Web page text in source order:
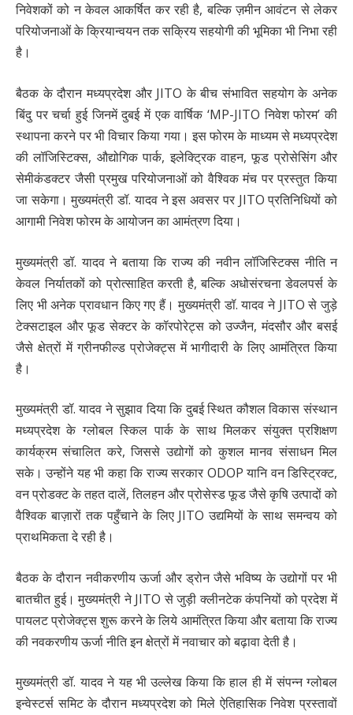
निवेशकों को न केवल आकर्षित कर रही है, बल्कि ज़मीन आवंटन से लेकर
परियोजनाओं के क्रियान्वयन तक सक्रिय सहयोगी की भूमिका भी निभा रही
है।
बैठक के दौरान मध्यप्रदेश और JITO के बीच संभावित सहयोग के अनेक
बिंदु पर चर्चा हुई जिनमें दुबई में एक वार्षिक ‘MP-JITO निवेश फोरम’ की
स्थापना करने पर भी विचार किया गया। इस फोरम के माध्यम से मध्यप्रदेश
की लॉजिस्टिक्स, औद्योगिक पार्क, इलेक्ट्रिक वाहन, फूड प्रोसेसिंग और
सेमीकंडक्टर जैसी प्रमुख परियोजनाओं को वैश्विक मंच पर प्रस्तुत किया
जा सकेगा। मुख्यमंत्री डॉ. यादव ने इस अवसर पर JITO प्रतिनिधियों को
आगामी निवेश फोरम के आयोजन का आमंत्रण दिया।
मुख्यमंत्री डॉ. यादव ने बताया कि राज्य की नवीन लॉजिस्टिक्स नीति न
केवल निर्यातकों को प्रोत्साहित करती है, बल्कि अधोसंरचना डेवलपर्स के
लिए भी अनेक प्रावधान किए गए हैं। मुख्यमंत्री डॉ. यादव ने JITO से जुड़े
टेक्सटाइल और फूड सेक्टर के कॉरपोरेट्स को उज्जैन, मंदसौर और बसई
जैसे क्षेत्रों में ग्रीनफील्ड प्रोजेक्ट्स में भागीदारी के लिए आमंत्रित किया
है।
मुख्यमंत्री डॉ. यादव ने सुझाव दिया कि दुबई स्थित कौशल विकास संस्थान
मध्यप्रदेश के ग्लोबल स्किल पार्क के साथ मिलकर संयुक्त प्रशिक्षण
कार्यक्रम संचालित करे, जिससे उद्योगों को कुशल मानव संसाधन मिल
सके। उन्होंने यह भी कहा कि राज्य सरकार ODOP यानि वन डिस्ट्रिक्ट,
वन प्रोडक्ट के तहत दालें, तिलहन और प्रोसेस्ड फूड जैसे कृषि उत्पादों को
वैश्विक बाज़ारों तक पहुँचाने के लिए JITO उद्यमियों के साथ समन्वय को
प्राथमिकता दे रही है।
बैठक के दौरान नवीकरणीय ऊर्जा और ड्रोन जैसे भविष्य के उद्योगों पर भी
बातचीत हुई। मुख्यमंत्री ने JITO से जुड़ी क्लीनटेक कंपनियों को प्रदेश में
पायलट प्रोजेक्ट्स शुरू करने के लिये आमंत्रित किया और बताया कि राज्य
की नवकरणीय ऊर्जा नीति इन क्षेत्रों में नवाचार को बढ़ावा देती है।
मुख्यमंत्री डॉ. यादव ने यह भी उल्लेख किया कि हाल ही में संपन्न ग्लोबल
इन्वेस्टर्स समिट के दौरान मध्यप्रदेश को मिले ऐतिहासिक निवेश प्रस्तावों